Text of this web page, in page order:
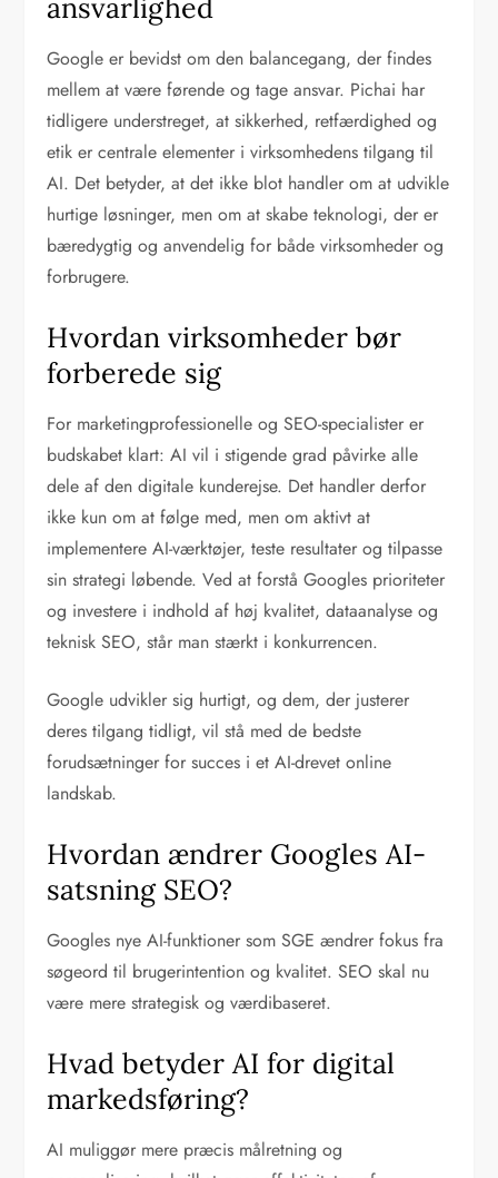
ansvarlighed
Google er bevidst om den balancegang, der findes
mellem at være førende og tage ansvar. Pichai har
tidligere understreget, at sikkerhed, retfærdighed og
etik er centrale elementer i virksomhedens tilgang til
AI. Det betyder, at det ikke blot handler om at udvikle
hurtige løsninger, men om at skabe teknologi, der er
bæredygtig og anvendelig for både virksomheder og
forbrugere.
Hvordan virksomheder bør
forberede sig
For marketingprofessionelle og SEO-specialister er
budskabet klart: AI vil i stigende grad påvirke alle
dele af den digitale kunderejse. Det handler derfor
ikke kun om at følge med, men om aktivt at
implementere AI-værktøjer, teste resultater og tilpasse
sin strategi løbende. Ved at forstå Googles prioriteter
og investere i indhold af høj kvalitet, dataanalyse og
teknisk SEO, står man stærkt i konkurrencen.
Google udvikler sig hurtigt, og dem, der justerer
deres tilgang tidligt, vil stå med de bedste
forudsætninger for succes i et AI-drevet online
landskab.
Hvordan ændrer Googles AI-
satsning SEO?
Googles nye AI-funktioner som SGE ændrer fokus fra
søgeord til brugerintention og kvalitet. SEO skal nu
være mere strategisk og værdibaseret.
Hvad betyder AI for digital
markedsføring?
AI muliggør mere præcis målretning og